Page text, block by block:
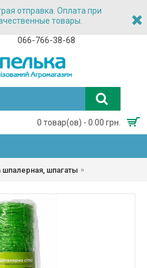
отправка. Оплата при
товары.
066-766-38-68
0 товар(ов) - 0.00 грн.
шпалерная, шпагаты